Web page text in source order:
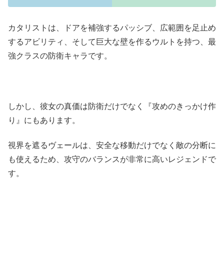
カタリストは、ドアを補強するパッシブ、広範囲を足止め
するアビリティ、そして巨大な壁を作るウルトを持つ、最
強クラスの防衛キャラです。
しかし、彼女の真価は防衛だけでなく『攻めのきっかけ作
り』にもあります。
視界を遮るヴェールは、安全な移動だけでなく敵の分断に
も使えるため、攻守のバランスが非常に高いレジェンドで
す。